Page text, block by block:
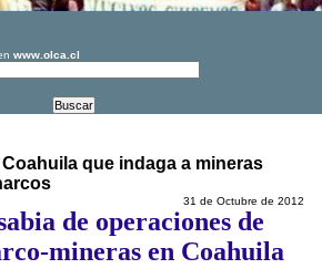
www.olca.cl
que indaga a mineras
31 de Octubre de 2012
de operaciones de
mineras en Coahuila